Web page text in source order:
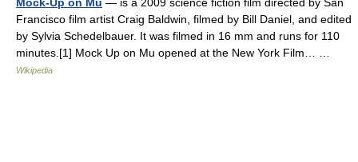
Francisco film artist Craig Baldwin, filmed by Bill Daniel, and edited
by Sylvia Schedelbauer. It was filmed in 16 mm and runs for 110
minutes.[1] Mock Up on Mu opened at the New York Film… …
Wikipedia